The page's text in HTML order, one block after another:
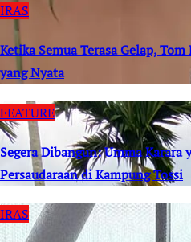
IRAS
Ketika Semua Terasa Gelap,
yang Nyata
FEATURE
Segera Dibangun: Umma
Persaudaraan di Kampung Tossi
IRAS